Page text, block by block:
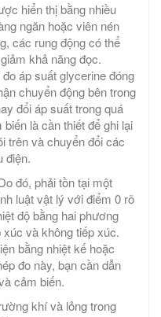
hiển thị bằng nhiều
ngăn hoặc viên nén
các rung động có thể
khả năng đọc.
áp suất glycerine đóng
chuyển động bên trong
đổi áp suất trong quá
là cần thiết để ghi lại
trên và chuyển đổi các
điện.
đó, phải tồn tại một
luật vật lý với điểm 0 rõ
độ bằng hai phương
và không tiếp xúc.
bằng nhiệt kế hoặc
đo này, bạn cần dẫn
cảm biến.
khí và lỏng trong